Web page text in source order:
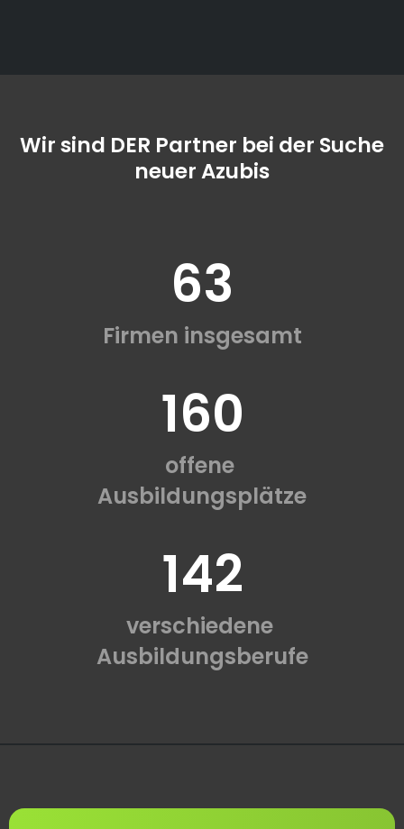
Wir sind DER Partner bei der Suche
neuer Azubis
63
Firmen insgesamt
160
offene
Ausbildungsplätze
142
verschiedene
Ausbildungsberufe